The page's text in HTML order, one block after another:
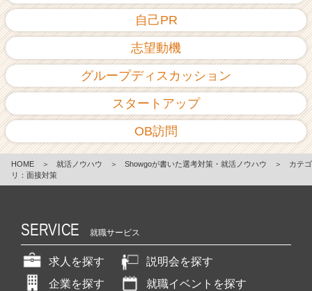
自己PR
志望動機
グループディスカッション
スタートアップ
OB訪問
HOME ＞ 就活ノウハウ ＞ Showgoが書いた選考対策・就活ノウハウ ＞
カテゴ
リ：面接対策
SERVICE 就職サービス
求人を探す
説明会を探す
企業を探す
就職イベントを探す